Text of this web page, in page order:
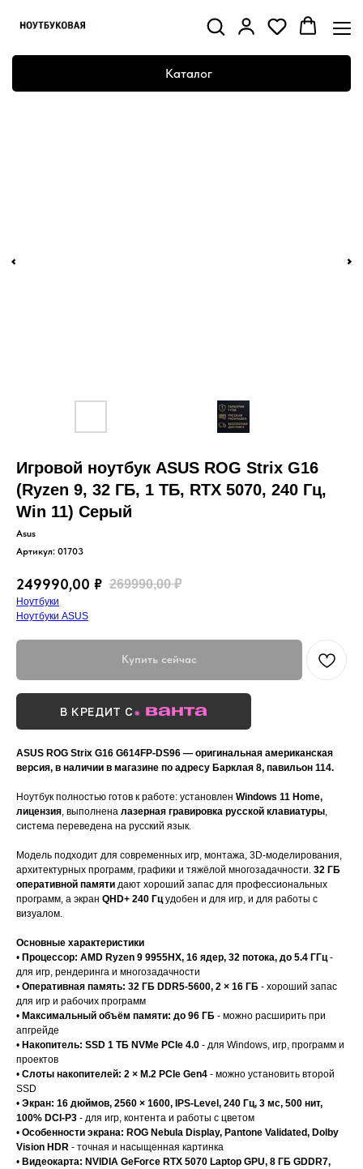
Каталог
Игровой ноутбук ASUS ROG Strix G16
(Ryzen 9, 32 ГБ, 1 ТБ, RTX 5070, 240 Гц,
Win 11) Серый
Asus
Артикул: 01703
249990,00 ₽ 269990,00 ₽
Ноутбуки
Ноутбуки ASUS
Купить сейчас
В КРЕДИТ С
ASUS ROG Strix G16 G614FP-DS96 — оригинальная американская
версия, в наличии в магазине по адресу Барклая 8, павильон 114.
Ноутбук полностью готов к работе: установлен Windows 11 Home,
лицензия, выполнена лазерная гравировка русской клавиатуры,
система переведена на русский язык.
Модель подходит для современных игр, монтажа, 3D-моделирования,
архитектурных программ, графики и тяжёлой многозадачности. 32 ГБ
оперативной памяти дают хороший запас для профессиональных
программ, а экран QHD+ 240 Гцудобен и для игр, и для работы с
визуалом.
Основные характеристики
• Процессор: AMD Ryzen 9 9955HX, 16 ядер, 32 потока, до 5.4 ГГц-
для игр, рендеринга и многозадачности
• Оперативная память: 32 ГБ DDR5-5600, 2 × 16 ГБ - хороший запас
для игр и рабочих программ
• Максимальный объём памяти: до 96 ГБ - можно расширить при
апгрейде
• Накопитель: SSD 1 ТБ NVMe PCIe 4.0 - для Windows, игр, программ и
проектов
• Слоты накопителей: 2 × M.2 PCIe Gen4 - можно установить второй
SSD
• Экран: 16 дюймов, 2560 × 1600, IPS-Level, 240 Гц, 3 мс, 500 нит,
100% DCI-P3 - для игр, контента и работы с цветом
• Особенности экрана: ROG Nebula Display, Pantone Validated, Dolby
Vision HDR - точная и насыщенная картинка
• Видеокарта: NVIDIA GeForce RTX 5070 Laptop GPU, 8 ГБ GDDR7,